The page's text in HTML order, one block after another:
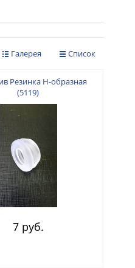
Список
Галерея
Резинка Н-образная
(5119)
7 руб.